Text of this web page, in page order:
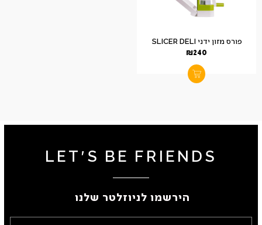
פורס מזון ידני SLICER DELI
₪240
LET'S BE FRIENDS
הירשמו לניוזלטר שלנו ​